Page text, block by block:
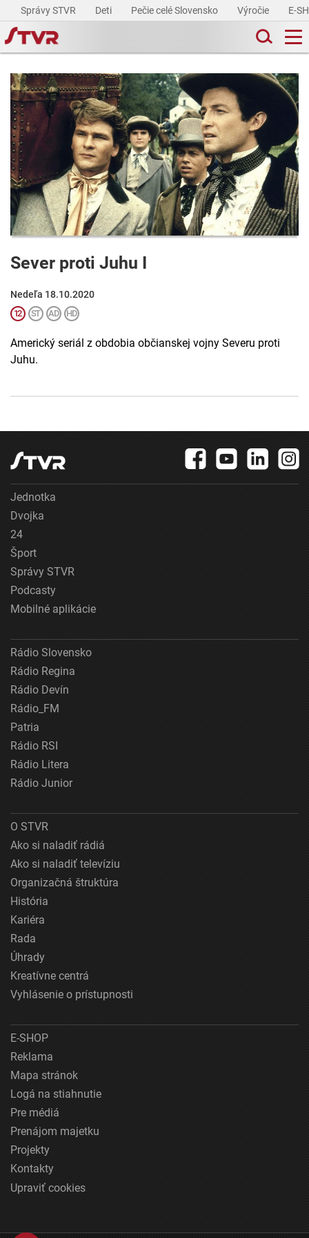
Správy STVR Deti Pečie celé Slovensko Výročie E-
Sever proti Juhu I
Nedeľa 18.10.2020
Americký seriál z obdobia občianskej vojny Severu proti
Juhu.
Jednotka
Dvojka
24
Šport
Správy STVR
Podcasty
Mobilné aplikácie
Rádio Slovensko
Rádio Regina
Rádio Devín
Rádio_FM
Patria
Rádio RSI
Rádio Litera
Rádio Junior
O STVR
Ako si naladiť rádiá
Ako si naladiť televíziu
Organizačná štruktúra
História
Kariéra
Rada
Úhrady
Kreatívne centrá
Vyhlásenie o prístupnosti
E-SHOP
Reklama
Mapa stránok
Logá na stiahnutie
Pre médiá
Prenájom majetku
Projekty
Kontakty
Upraviť cookies